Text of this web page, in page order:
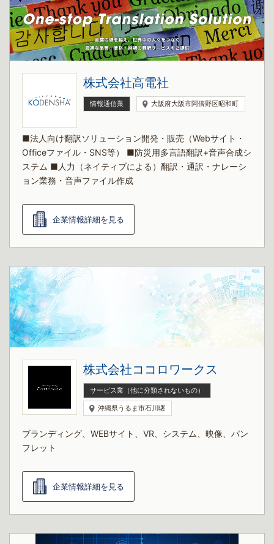
株式会社高電社
情報通信業 大阪府大阪市阿倍野区昭和町
■法人向け翻訳ソリューション開発・販売（Webサイト・
Officeファイル・SNS等） ■防災用多言語翻訳+音声合成シ
ステム ■人力（ネイティブによる）翻訳・通訳・ナレーシ
ョン業務・音声ファイル作成
企業情報詳細を見る
株式会社ココロワークス
サービス業（他に分類されないもの）
沖縄県うるま市石川曙
ブランディング、WEBサイト、VR、システム、映像、パン
フレット
企業情報詳細を見る